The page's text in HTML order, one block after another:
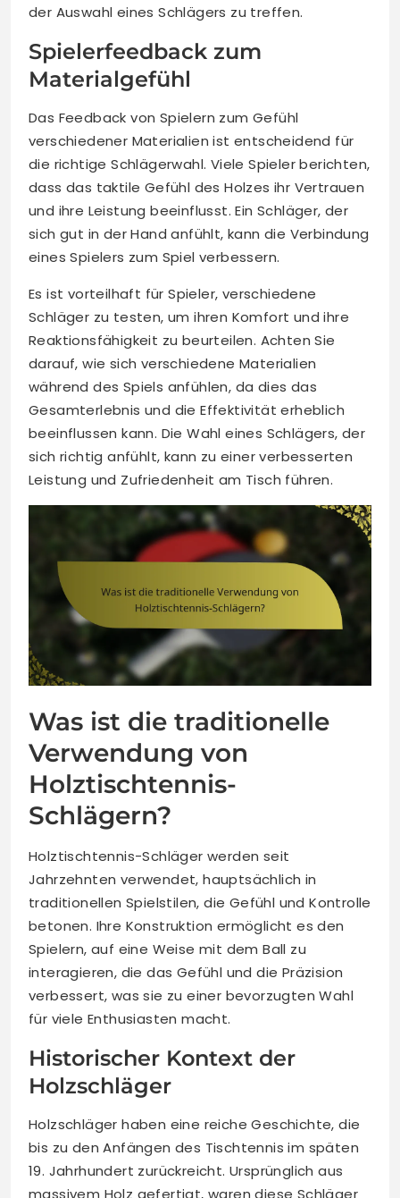
der Auswahl eines Schlägers zu treffen.
Spielerfeedback zum
Materialgefühl
Das Feedback von Spielern zum Gefühl
verschiedener Materialien ist entscheidend für
die richtige Schlägerwahl. Viele Spieler berichten,
dass das taktile Gefühl des Holzes ihr Vertrauen
und ihre Leistung beeinflusst. Ein Schläger, der
sich gut in der Hand anfühlt, kann die Verbindung
eines Spielers zum Spiel verbessern.
Es ist vorteilhaft für Spieler, verschiedene
Schläger zu testen, um ihren Komfort und ihre
Reaktionsfähigkeit zu beurteilen. Achten Sie
darauf, wie sich verschiedene Materialien
während des Spiels anfühlen, da dies das
Gesamterlebnis und die Effektivität erheblich
beeinflussen kann. Die Wahl eines Schlägers, der
sich richtig anfühlt, kann zu einer verbesserten
Leistung und Zufriedenheit am Tisch führen.
Was ist die traditionelle
Verwendung von
Holztischtennis-
Schlägern?
Holztischtennis-Schläger werden seit
Jahrzehnten verwendet, hauptsächlich in
traditionellen Spielstilen, die Gefühl und Kontrolle
betonen. Ihre Konstruktion ermöglicht es den
Spielern, auf eine Weise mit dem Ball zu
interagieren, die das Gefühl und die Präzision
verbessert, was sie zu einer bevorzugten Wahl
für viele Enthusiasten macht.
Historischer Kontext der
Holzschläger
Holzschläger haben eine reiche Geschichte, die
bis zu den Anfängen des Tischtennis im späten
19. Jahrhundert zurückreicht. Ursprünglich aus
massivem Holz gefertigt, waren diese Schläger